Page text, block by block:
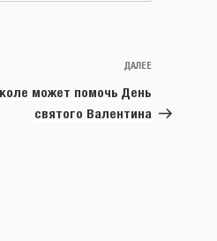
Следующая
ДАЛЕЕ
может помочь День
святого Валентина